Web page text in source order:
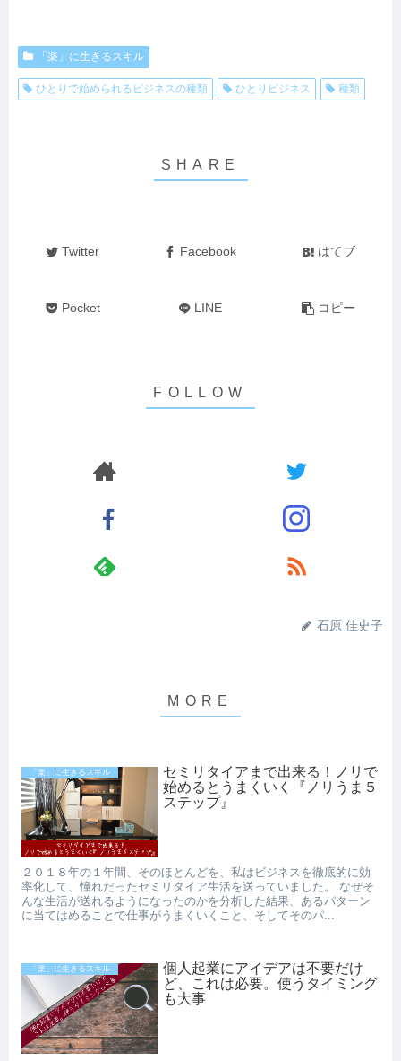
「楽」に生きるスキル
ひとりで始められるビジネスの種類 ひとりビジネス 種類
Twitter Facebook はてブ
Pocket LINE コピー
石原 佳史子
「楽」に生きるスキル
セミリタイアまで出来る！ノリで
始めるとうまくいく『ノリうま５
ステップ』
２０１８年の１年間、そのほとんどを、私はビジネスを徹底的に効
率化して、憧れだったセミリタイア生活を送っていました。 なぜそ
んな生活が送れるようになったのかを分析した結果、あるパターン
に当てはめることで仕事がうまくいくこと、そしてそのパ...
「楽」に生きるスキル
個人起業にアイデアは不要だけ
ど、これは必要。使うタイミング
も大事